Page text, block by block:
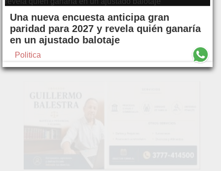
Una nueva encuesta anticipa gran
paridad para 2027 y revela quién ganaría
en un ajustado balotaje
Politica